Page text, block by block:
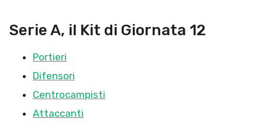
Serie A, il Kit di Giornata 12
Portieri
Difensori
Centrocampisti
Attaccanti